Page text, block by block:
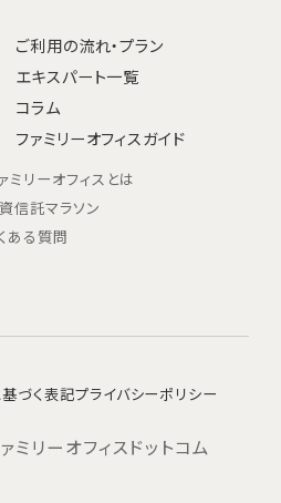
ご利用の流れ・プラン
エキスパート一覧
コラム
ファミリーオフィスガイド
ミリーオフィスとは
信託マラソン
ある質問
づく表記プライバシーポリシー
リーオフィスドットコム